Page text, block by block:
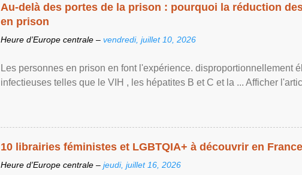
Au-delà des portes de la prison : pourquoi la réduction
en prison
Heure d’Europe centrale – vendredi, juillet 10, 2026
Les personnes en prison en font l'expérience. disproportionnellement
infectieuses telles que le VIH , les hépatites B et C et la ... Afficher
10 librairies féministes et LGBTQIA+ à découvrir en France
Heure d’Europe centrale – jeudi, juillet 16, 2026